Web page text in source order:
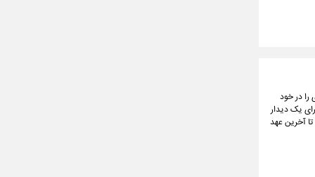
را در خود
یک دیدار
آخرین عهد